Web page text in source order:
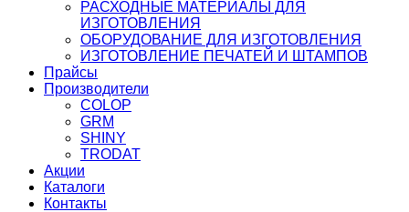
РАСХОДНЫЕ МАТЕРИАЛЫ ДЛЯ
ИЗГОТОВЛЕНИЯ
ОБОРУДОВАНИЕ ДЛЯ ИЗГОТОВЛЕНИЯ
ИЗГОТОВЛЕНИЕ ПЕЧАТЕЙ И ШТАМПОВ
Прайсы
Производители
COLOP
GRM
SHINY
TRODAT
Акции
Каталоги
Контакты